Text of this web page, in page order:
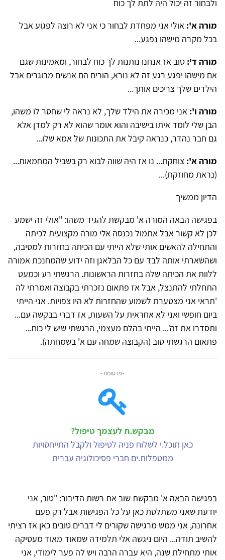
ולבחור זה יכול היה לתת לך כוח
מורה א': אולי אני מפחדת לבחור כי אני לא רוצה לפגוע אבל
בכל מקרה מישהו נפגע...
מורה ד': טוב אז אנחנו נותנות לך כוח לבחור, ומאמינות שגם
אם מישהו יפגע רגע זה לא נורא, הורים הם אנשים מבוגרים אבל
הילדים שלך צריכים אותך...
מורה ו': אני מכירה את הילד שלך, לא נראה לי שחסר לו משהו,
הבן שלי לומד איתו בישיבה והוא אומר שהוא לא רק למדן אלא
גם חבר נהדר, כנראה קיבל את התכונות של אמא שלו...
מורה א': צוחקת... נו אז היה שווה לבוא רק בשביל המחמאות...
(נראת מחוזקת)...
הדיון ממשיך
בפגישה הבאה המורה א' מבקשת להגיד משהו: "אולי זה ישמע
לכן לא קשור אבל אתמול נכנסה אלי מורה מקצועית לכיתה
והתחילה להאשים אותי שלא הייתי עם הכיתה בחזרות למסיבה,
ושהשארתי אותה לבד עם כל הבלאגן וזה ידוע שהמחנכת אמורה
ללוות את הכיתה שלה בחזרות הראשונות. הרגשתי רע וכמעט
התחלתי להתנצל, אבל אז פתאום נזכרתי בקבוצה ואמרתי לה
'תראי אני מצטערת לשמוע שהחזרות לא היו צפויות. אני הייתי
ביום חופשי ואני לא אחראית על השעות, אז דברי בבקשה עם...
ותסדרו את זה'... הייתי בהלם מעצמי, הרגשתי שיש לי כוח...
פתאום הרגשתי טוב (הקבוצה שמחה עם א' בשמחתה).
- פרסומת -
מבקש.ת לעצמך טיפול?
כאן תוכל.י לשלוח פניה לטיפול ולקבל התייחסויות
ממטפלות.ים חברי פסיכולוגיה עברית
בפגישה הבאה א' מבקשת שוב את רשות הדיבור: "טוב, אני
יודעת שאני משתלטת כאן על כל הפגישות אבל רק פעם
אחרונה, אני ממש מרגישה שקורים לי דברים טובים כאן אז רציתי
להשיב תודה... היום ניגשה אלי תלמידה שמאוד מאוד מעסיקה
אותי מתחילת שנה, היא עברה הרבה ויש לה פער לימודי, אני